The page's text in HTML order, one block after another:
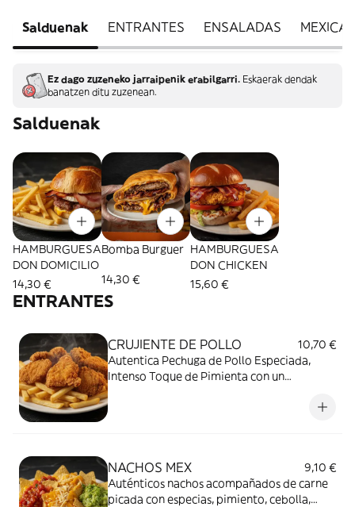
Salduenak ENTRANTES ENSALADAS
Ez dago zuzeneko jarraipenik erabilgarri. Eskaerak dendak
banatzen ditu zuzenean.
Salduenak
HAMBURGUESA
DON DOMICILIO
14,30 €
Bomba Burguer
14,30 €
HAMBURGUESA
DON CHICKEN
15,60 €
ENTRANTES
CRUJIENTE DE POLLO
10,70 €
Autentica Pechuga de Pollo Especiada,
Intenso Toque de Pimienta con un
NACHOS MEX
9,10 €
Auténticos nachos acompañados de carne
picada con especias, pimiento, cebolla,